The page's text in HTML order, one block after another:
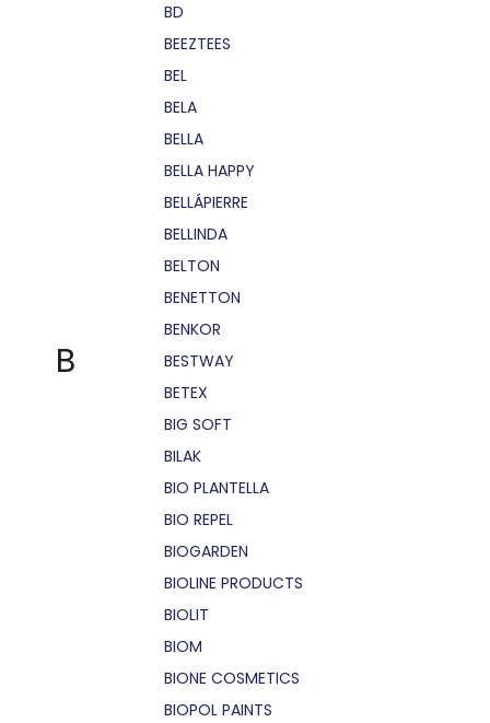
B
BD
BEEZTEES
BEL
BELA
BELLA
BELLA HAPPY
BELLÁPIERRE
BELLINDA
BELTON
BENETTON
BENKOR
BESTWAY
BETEX
BIG SOFT
BILAK
BIO PLANTELLA
BIO REPEL
BIOGARDEN
BIOLINE PRODUCTS
BIOLIT
BIOM
BIONE COSMETICS
BIOPOL PAINTS